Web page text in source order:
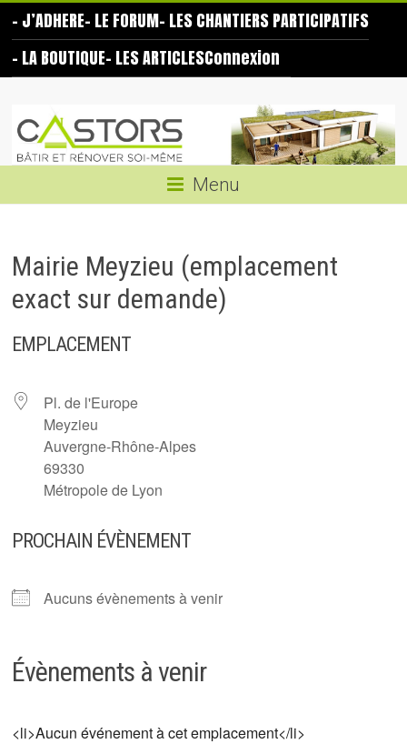
content
– J’ADHERE– LE FORUM– LES CHANTIERS PARTICIPATIFS
– LA BOUTIQUE– LES ARTICLESConnexion
Castors
même
Menu
Mairie Meyzieu (emplacement
exact sur demande)
EMPLACEMENT
Pl. de l'Europe
Meyzieu
Auvergne-Rhône-Alpes
69330
Métropole de Lyon
PROCHAIN ÉVÈNEMENT
Aucuns évènements à venir
Évènements à venir
<li>Aucun événement à cet emplacement</li>